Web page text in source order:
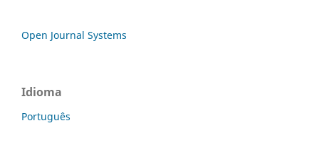
Open Journal Systems
Idioma
Português